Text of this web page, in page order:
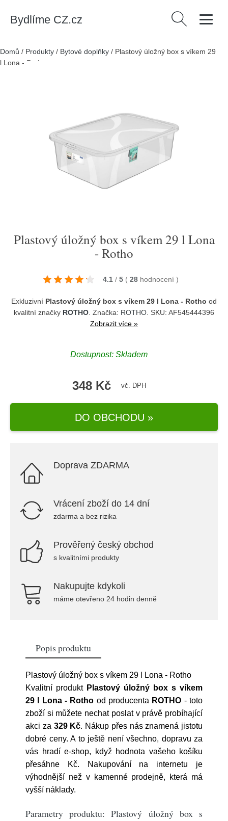
Bydlíme CZ.cz Vyhledávání
Domů / Produkty / Bytové doplňky / Plastový úložný box s víkem 29
l Lona - Rotho
Plastový úložný box s víkem 29 l Lona
- Rotho
4.1 / 5 ( 28 hodnocení )
Exkluzivní Plastový úložný box s víkem 29 l Lona - Rotho od
kvalitní značky ROTHO . Značka: ROTHO . SKU: AF545444396
Zobrazit více »
Dostupnost: Skladem
348 Kč vč. DPH
DO OBCHODU »
Doprava ZDARMA
Vrácení zboží do 14 dní
zdarma a bez rizika
Prověřený český obchod
s kvalitními produkty
Nakupujte kdykoli
máme otevřeno 24 hodin denně
Popis produktu
Plastový úložný box s víkem 29 l Lona - Rotho
Kvalitní produkt Plastový úložný box s víkem
29 l Lona - Rotho od producenta ROTHO - toto
zboží si můžete nechat poslat v právě probíhající
akci za 329 Kč. Nákup přes nás znamená jistotu
dobré ceny. A to ještě není všechno, dopravu za
vás hradí e-shop, když hodnota vašeho košíku
přesáhne Kč. Nakupování na internetu je
výhodnější než v kamenné prodejně, která má
vyšší náklady.
Parametry produktu: Plastový úložný box s